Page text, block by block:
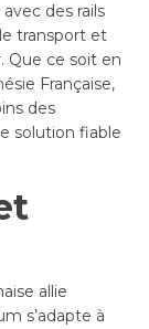
des rails
transport et
Que ce soit en
Française,
des
solution fiable
allie
s’adapte à